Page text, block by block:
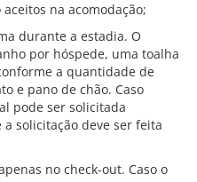
na acomodação;
durante a estadia. O
por hóspede, uma toalha
a quantidade de
e pano de chão. Caso
pode ser solicitada
solicitação deve ser feita
no check-out. Caso o